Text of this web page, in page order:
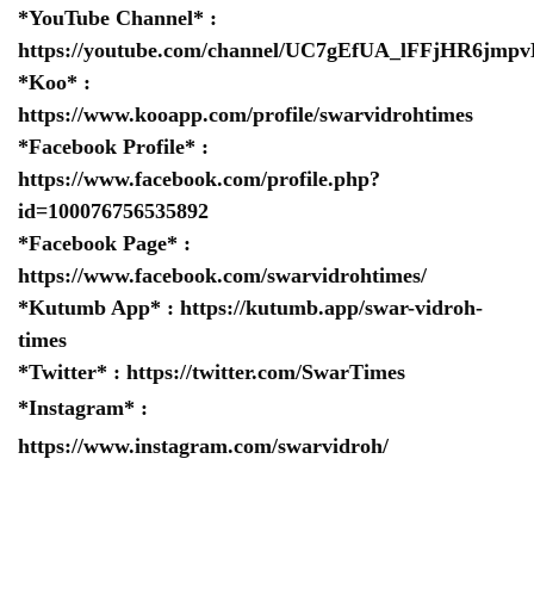
*YouTube Channel* :
https://youtube.com/channel/
*Koo* :
https://www.kooapp.com/profile/swarvidrohtimes
*Facebook Profile* :
https://www.facebook.com/profile.php?
id=100076756535892
*Facebook Page* :
https://www.facebook.com/swarvidrohtimes/
*Kutumb App* : https://kutumb.app/swar-vidroh-
times
*Twitter* : https://twitter.com/SwarTimes
*Instagram* :
https://www.instagram.com/swarvidroh/